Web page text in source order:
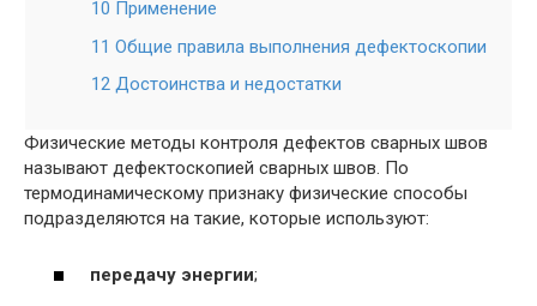
10 Применение
11 Общие правила выполнения дефектоскопии
12 Достоинства и недостатки
Физические методы контроля дефектов сварных швов
называют дефектоскопией сварных швов. По
термодинамическому признаку физические способы
подразделяются на такие, которые используют:
передачу энергии;